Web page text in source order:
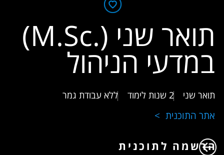
תואר שני (.M.Sc)
במדעי הניהול
תואר שני 2 שנות לימוד ללא עבודת גמר
אתר התוכנית
הרשמה לתוכנית